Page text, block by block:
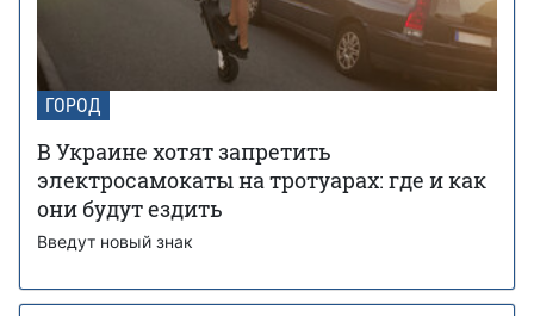
ГОРОД
В Украине хотят запретить
электросамокаты на тротуарах: где и как
они будут ездить
Введут новый знак